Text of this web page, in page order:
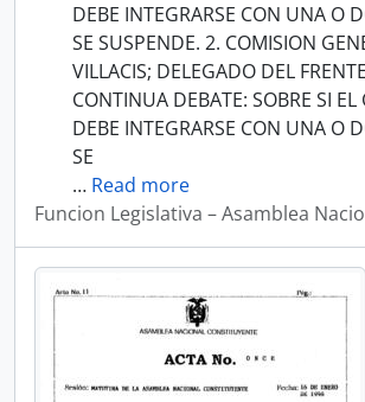
DEBE INTEGRARSE CON UNA O
SE SUSPENDE. 2. COMISION
VILLACIS; DELEGADO DEL
CONTINUA DEBATE: SOBRE SI EL
DEBE INTEGRARSE CON UNA O
SE
… Read more
Funcion Legislativa – Asamblea